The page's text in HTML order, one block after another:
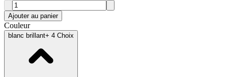
Ajouter au panier
Couleur
blanc brillant+ 4 Choix